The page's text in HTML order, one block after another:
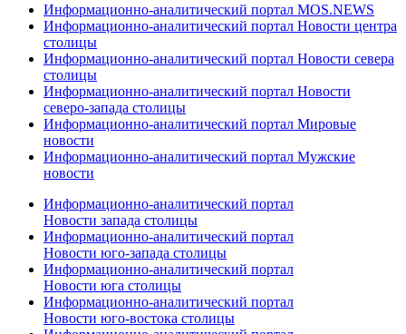
Информационно-аналитический портал MOS.NEWS
Информационно-аналитический портал Новости центра
столицы
Информационно-аналитический портал Новости севера
столицы
Информационно-аналитический портал Новости
северо-запада столицы
Информационно-аналитический портал Мировые
новости
Информационно-аналитический портал Мужские
новости
Информационно-аналитический портал
Новости запада столицы
Информационно-аналитический портал
Новости юго-запада столицы
Информационно-аналитический портал
Новости юга столицы
Информационно-аналитический портал
Новости юго-востока столицы